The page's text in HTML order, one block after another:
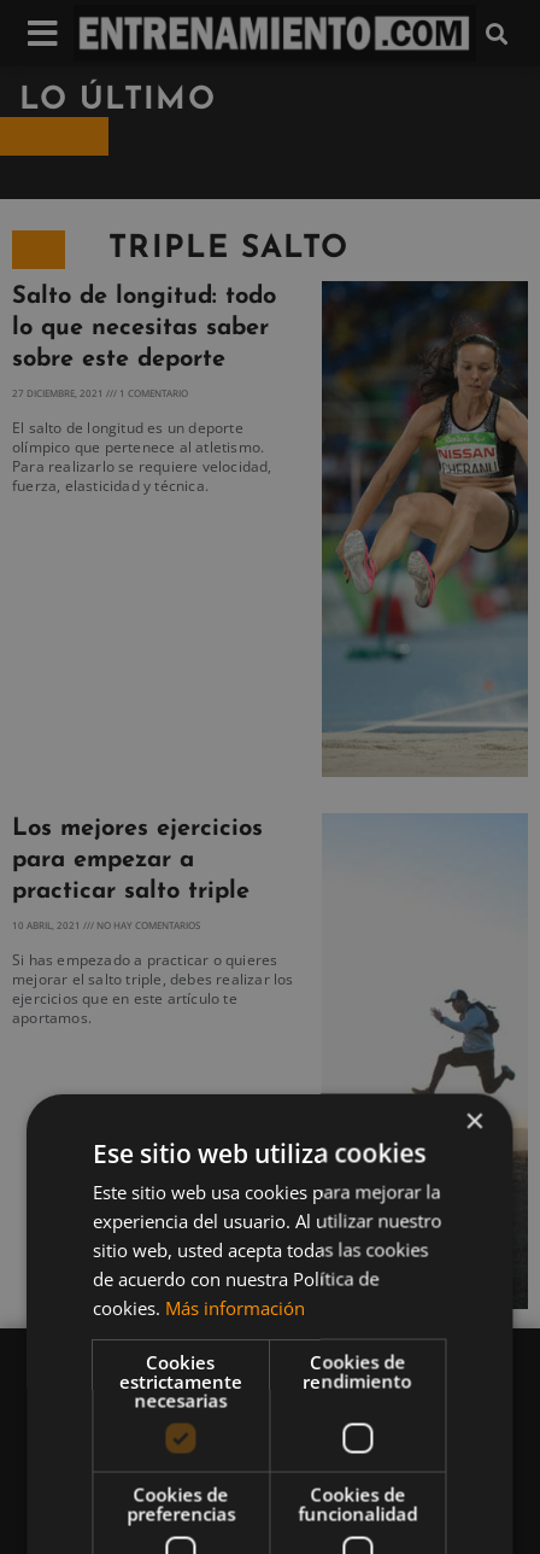
LO ÚLTIMO
TRIPLE SALTO
Salto de longitud: todo
lo que necesitas saber
sobre este deporte
27 DICIEMBRE, 2021 1 COMENTARIO
El salto de longitud es un deporte
olímpico que pertenece al atletismo.
Para realizarlo se requiere velocidad,
fuerza, elasticidad y técnica.
Los mejores ejercicios
para empezar a
practicar salto triple
10 ABRIL, 2021 NO HAY COMENTARIOS
Si has empezado a practicar o quieres
mejorar el salto triple, debes realizar los
ejercicios que en este artículo te
aportamos.
Queremos mantenerte al día en temas de
deportes, fitness, nutrición, salud, recetas
saludables y tecnología aplicada al deporte y la
×
Ese sitio web utiliza cookies
Este sitio web usa cookies para mejorar la
experiencia del usuario. Al utilizar nuestro
sitio web, usted acepta todas las cookies
de acuerdo con nuestra Política de
cookies. Más información
Cookies
estrictamente
necesarias
Cookies de
rendimiento
Cookies de
preferencias
Cookies de
funcionalidad